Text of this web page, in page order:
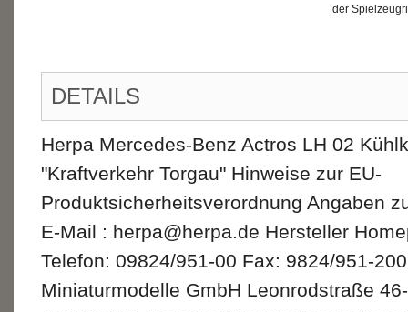
der
DETAILS
Herpa Mercedes-Benz Actros LH 02
"Kraftverkehr Torgau" Hinweise zur EU-
Produktsicherheitsverordnung Angaben
E-Mail : herpa@herpa.de Hersteller
Telefon: 09824/951-00 Fax: 9824/951-
Miniaturmodelle GmbH Leonrodstraße